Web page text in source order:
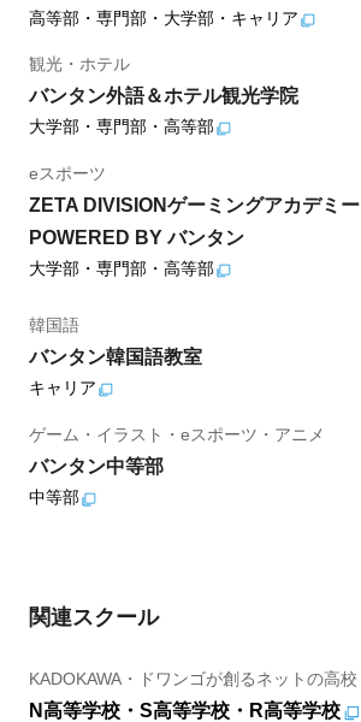
高等部・専門部・大学部・キャリア
観光・ホテル
バンタン外語＆ホテル観光学院
大学部・専門部・高等部
eスポーツ
ZETA DIVISIONゲーミングアカデミー
POWERED BY バンタン
大学部・専門部・高等部
韓国語
バンタン韓国語教室
キャリア
ゲーム・イラスト・eスポーツ・アニメ
バンタン中等部
中等部
関連スクール
KADOKAWA・ドワンゴが創るネットの高校
N高等学校・S高等学校・R高等学校